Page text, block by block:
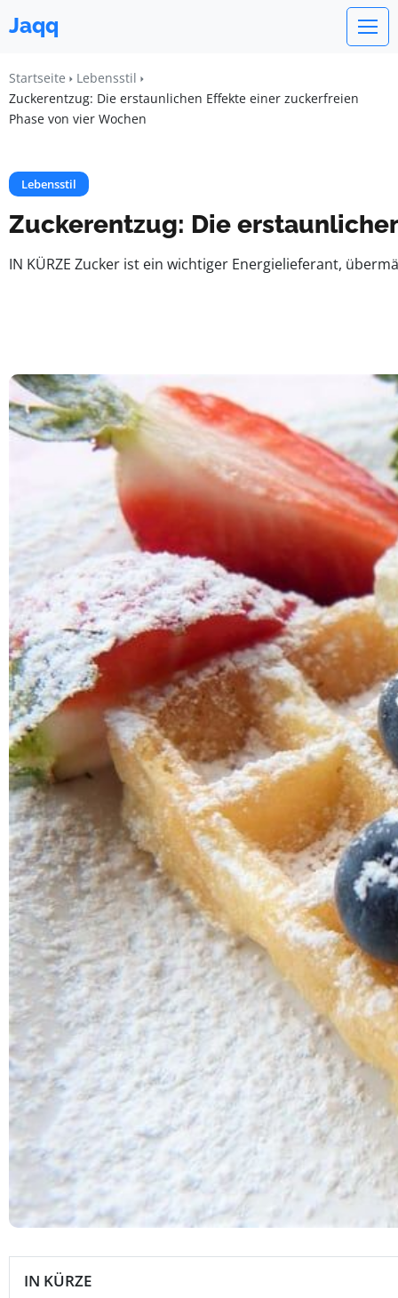
Jaqq
Startseite
Lebensstil
Zuckerentzug: Die erstaunlichen Effekte einer zuckerfreien
Phase von vier Wochen
Lebensstil
Zuckerentzug: Die
IN KÜRZE Zucker ist ein wichtiger Energielieferant,
IN KÜRZE